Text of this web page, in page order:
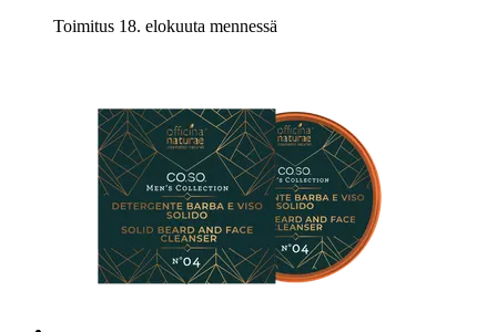
Toimitus 18. elokuuta mennessä